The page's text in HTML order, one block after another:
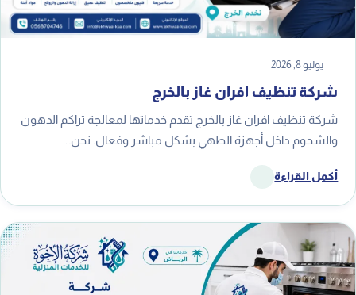
يوليو 8, 2026
شركة تنظيف افران غاز بالخرج
شركة تنظيف افران غاز بالخرج تقدم خدماتها لمعالجة تراكم الدهون
والشحوم داخل أجهزة الطهي بشكل مباشر وفعال. نحن…
أكمل القراءة